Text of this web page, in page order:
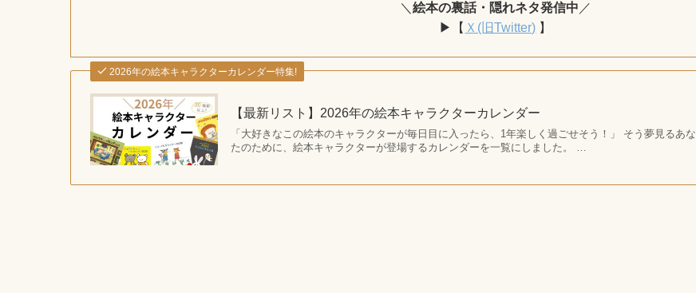
＼ 絵本の裏話・隠れネタ発信中 ／
▶【 Ｘ(旧Twitter) 】
2026年の絵本キャラクターカレンダー特集!
【最新リスト】2026年の絵本キャラクターカレンダー
「大好きなこの絵本のキャラクターが毎日目に入ったら、1年楽しく過ごせそう！」 そう夢見るあな
たのために、絵本キャラクターが登場するカレンダーを一覧にしました。 …